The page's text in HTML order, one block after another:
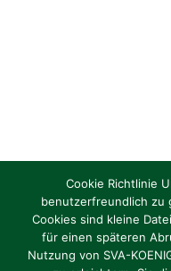
Torhüter/in gesucht
Cookie Richtlinie
benutzerfreundlich zu
Cookies sind kleine
für einen späteren
Nutzung von SVA-